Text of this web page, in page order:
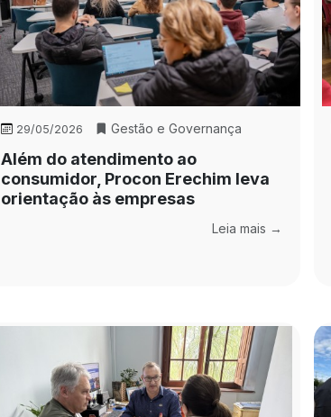
29/05/2026 Gestão e Governança
Além do atendimento ao
consumidor, Procon Erechim leva
orientação às empresas
Leia mais →